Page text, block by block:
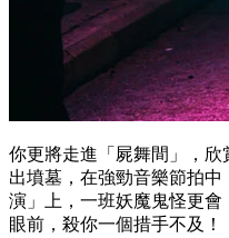
你更將走進「屍舞間」，
出墳墓，在強勁音樂節拍
演」上，一班妖魔鬼怪更
眼前，殺你一個措手不及！